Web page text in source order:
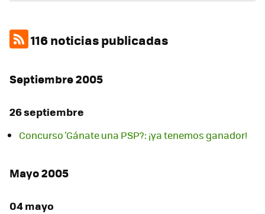
116 noticias publicadas
Septiembre 2005
26 septiembre
Concurso 'Gánate una PSP?: ¡ya tenemos ganador!
Mayo 2005
04 mayo